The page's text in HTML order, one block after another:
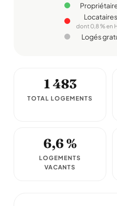
Locataires
dont 0,8 % en
Logés
1 483
TOTAL LOGEMENTS
6,6 %
LOGEMENTS
VACANTS